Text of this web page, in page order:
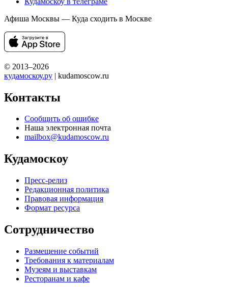
Афиша Москвы — Куда сходить в Москве
© 2013–2026
кудамоскоу.ру | kudamoscow.ru
Контакты
Сообщить об ошибке
Наша электронная почта
mailbox@kudamoscow.ru
Кудамоскоу
Пресс-релиз
Редакционная политика
Правовая информация
Формат ресурса
Сотрудничество
Размещение событий
Требования к материалам
Музеям и выставкам
Ресторанам и кафе